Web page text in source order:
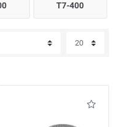
T7-400